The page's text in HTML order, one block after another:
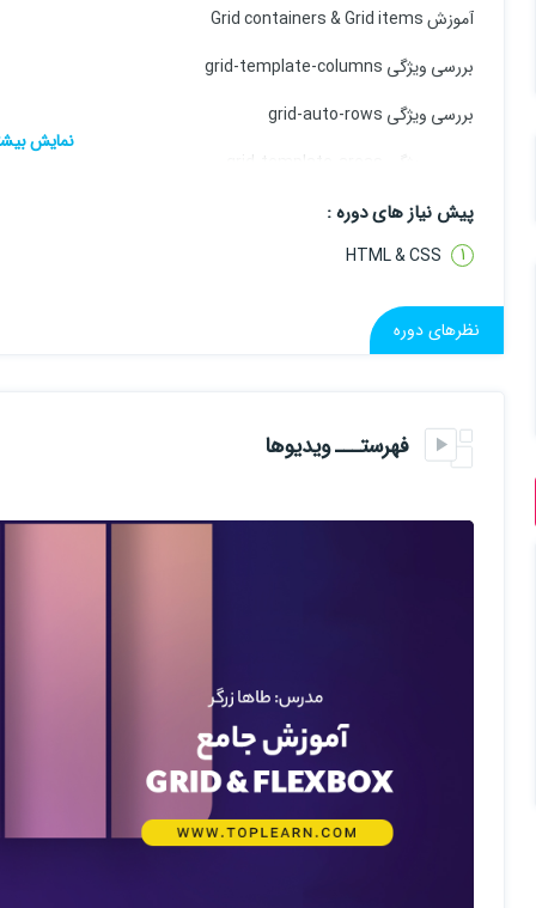
آموزش Grid containers & Grid items
بررسی ویژگی grid-template-columns
بررسی ویژگی grid-auto-rows
پروژه پایانی بخش گرید (طراحی بخش معرفی اعضای تیم)
معرفی FlexBox (Flex containers, flex-wrap, flex-direction, justify. Align, flex-flow) و معرفی main axis و cross axis
Flex grow
Flex shrink
ساخت یک فوتر حرفه ای با FlexBox
پیش نیاز های دوره :
HTML & CSS
نظرهای دوره
فهرستـــ ویدیوها